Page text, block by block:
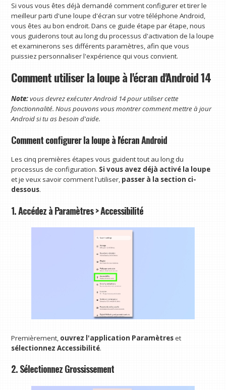
Si vous vous êtes déjà demandé comment configurer et tirer le
meilleur parti d'une loupe d'écran sur votre téléphone Android,
vous êtes au bon endroit. Dans ce guide étape par étape, nous
vous guiderons tout au long du processus d'activation de la loupe
et examinerons ses différents paramètres, afin que vous
puissiez personnaliser l'expérience qui vous convient.
Comment utiliser la loupe à l'écran d'Android 14
Note:vous devrez exécuter Android 14 pour utiliser cette
fonctionnalité. Nous pouvons vous montrercomment mettre à jour
Androidsi tu as besoin d'aide.
Comment configurer la loupe à l'écran Android
Les cinq premières étapes vous guident tout au long du
processus de configuration. Si vous avez déjà activé la loupe
et je veux savoir comment l'utiliser, passer à la section ci-
dessous.
1. Accédez à Paramètres > Accessibilité
Premièrement, ouvrez l'application Paramètreset
sélectionnez Accessibilité.
2. Sélectionnez Grossissement